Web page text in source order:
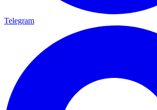
Telegram